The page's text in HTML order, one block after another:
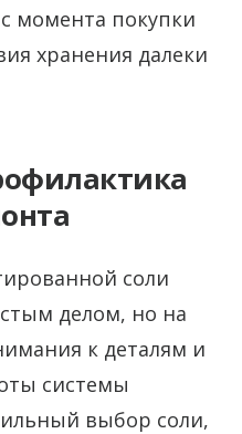
момента покупки
хранения далеки
соли
делом, но на
к деталям и
системы
выбор соли,